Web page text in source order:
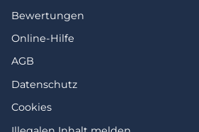
Bewertungen
Online-Hilfe
AGB
Datenschutz
Cookies